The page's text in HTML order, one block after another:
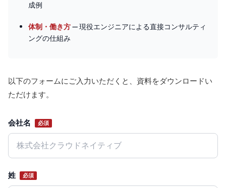
成例
体制・働き方— 現役エンジニアによる直接コンサルティ
ングの仕組み
以下のフォームにご入力いただくと、資料をダウンロードい
ただけます。
Website
会社名 必須
姓 必須